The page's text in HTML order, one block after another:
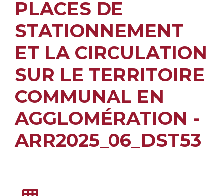
PLACES DE
STATIONNEMENT
ET LA CIRCULATION
SUR LE TERRITOIRE
COMMUNAL EN
AGGLOMÉRATION -
ARR2025_06_DST53